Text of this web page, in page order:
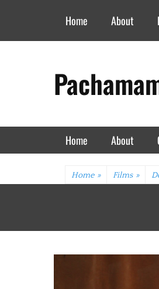
Home About
Primary Menu
Skip
to
Home About
Home » Films »